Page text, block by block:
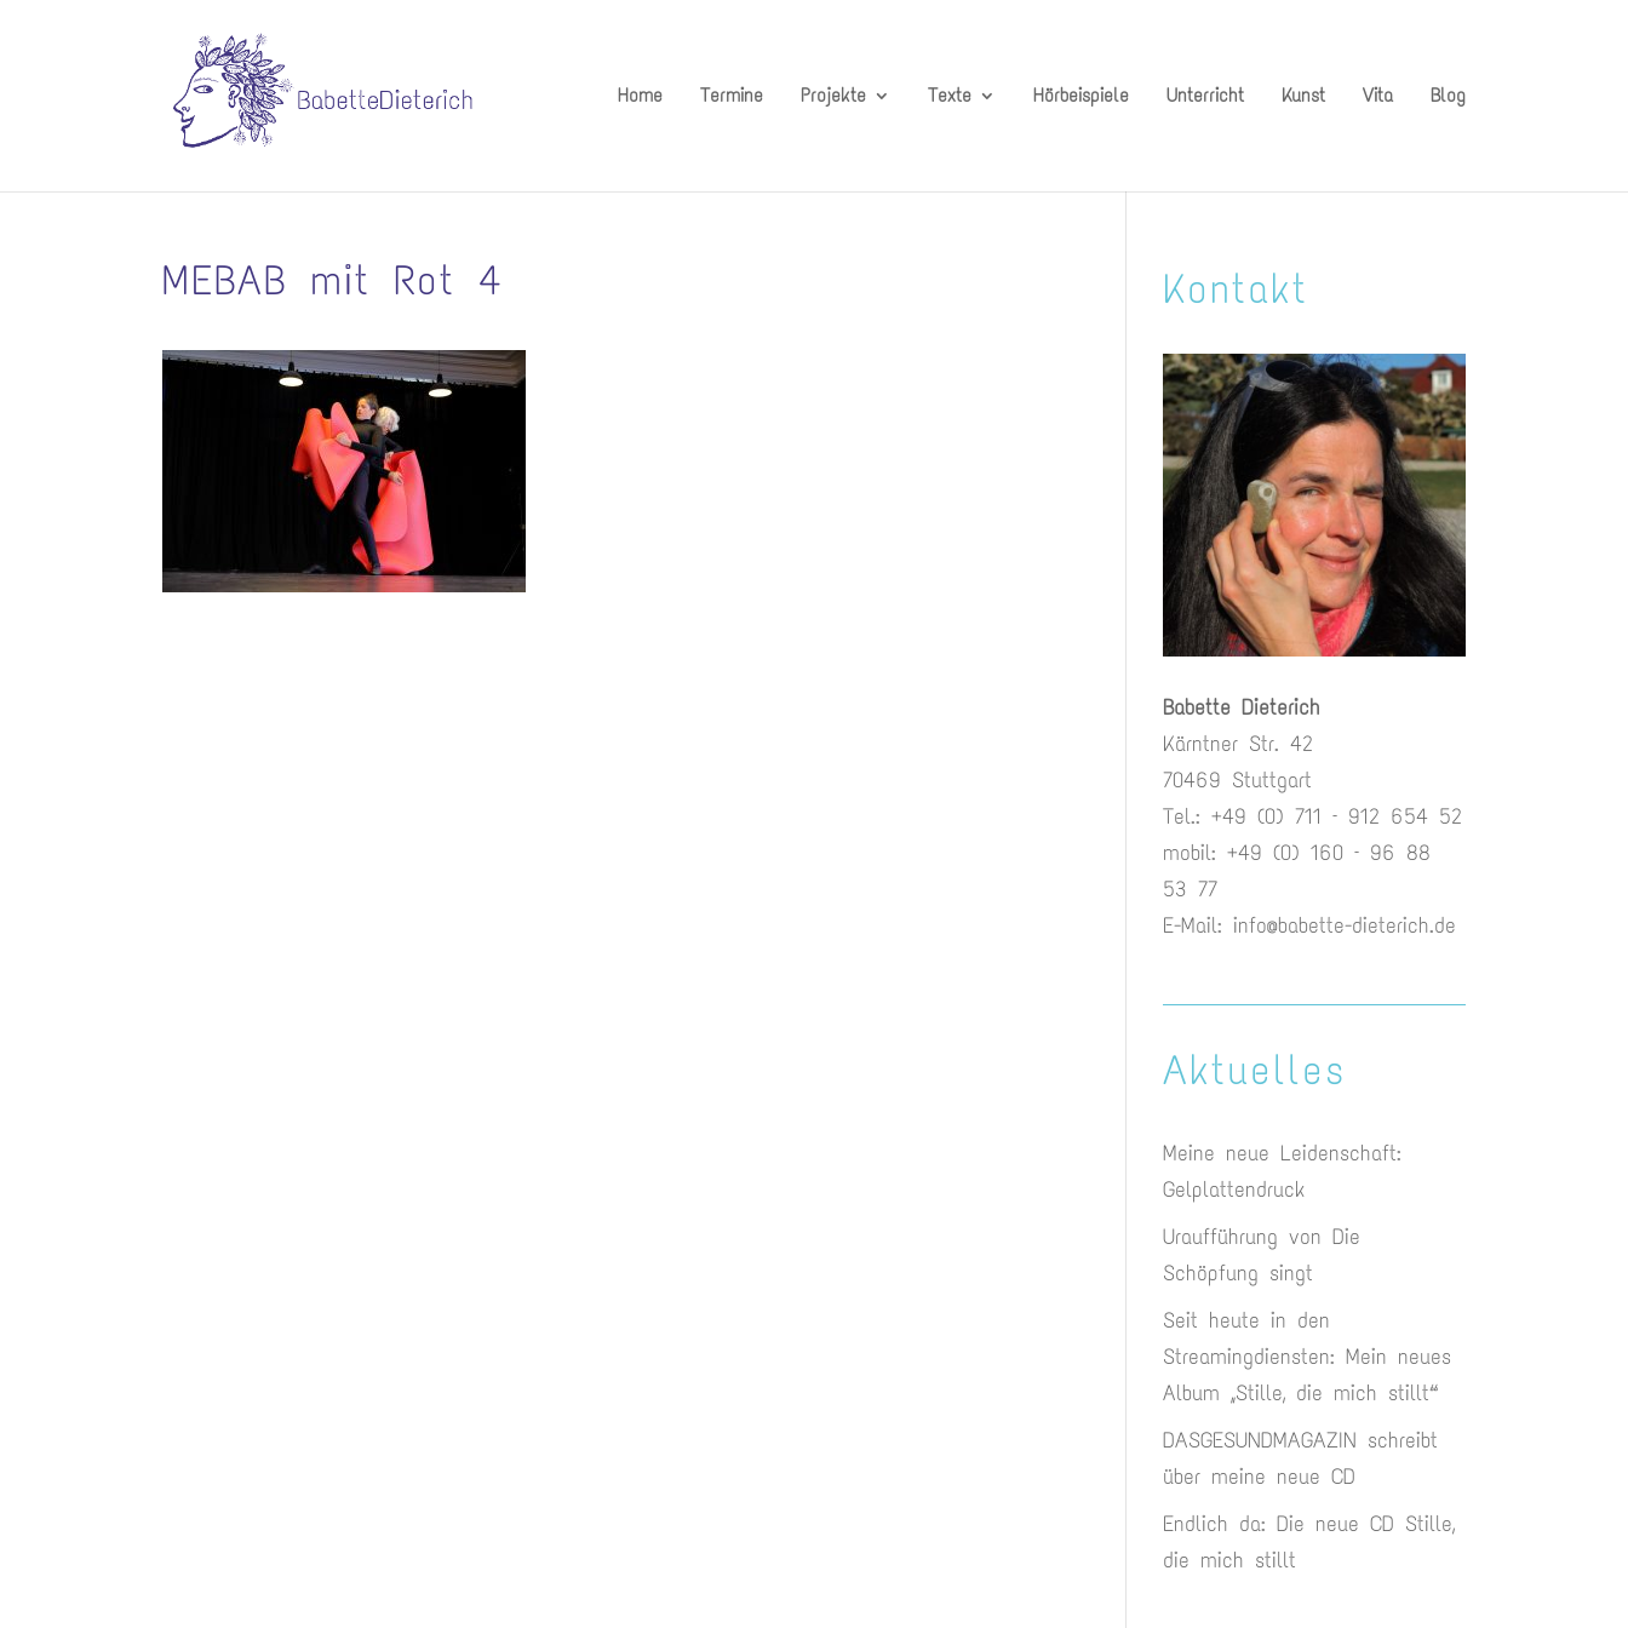
Home Termine Projekte Texte Hörbeispiele Unterricht Kunst Vita Blog
MEBAB mit Rot 4 Kontakt
Babette Dieterich
Kärntner Str. 42
70469 Stuttgart
Tel.: +49 (0) 711 – 912 654 52
mobil: +49 (0) 160 – 96 88
53 77
E-Mail:info@babette-dieterich.de
Aktuelles
Meine neue Leidenschaft:
Gelplattendruck
Uraufführung von Die
Schöpfung singt
Seit heute in den
Streamingdiensten: Mein neues
Album „Stille, die mich stillt“
DASGESUNDMAGAZIN schreibt
über meine neue CD
Endlich da: Die neue CD Stille,
die mich stillt